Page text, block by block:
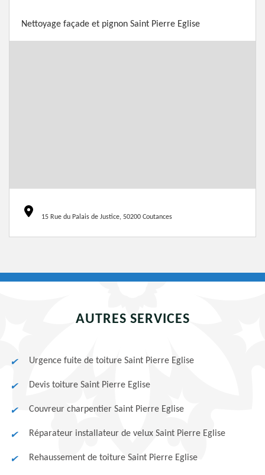
Nettoyage façade et pignon Saint Pierre Eglise
15 Rue du Palais de Justice, 50200 Coutances
AUTRES SERVICES
Urgence fuite de toiture Saint Pierre Eglise
Devis toiture Saint Pierre Eglise
Couvreur charpentier Saint Pierre Eglise
Réparateur installateur de velux Saint Pierre Eglise
Rehaussement de toiture Saint Pierre Eglise